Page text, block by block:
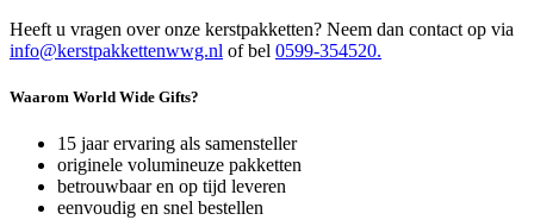
Heeft u vragen over onze kerstpakketten? Neem dan contact op via
info@kerstpakkettenwwg.nl of bel 0599-354520.
Waarom World Wide Gifts?
15 jaar ervaring als samensteller
originele volumineuze pakketten
betrouwbaar en op tijd leveren
eenvoudig en snel bestellen